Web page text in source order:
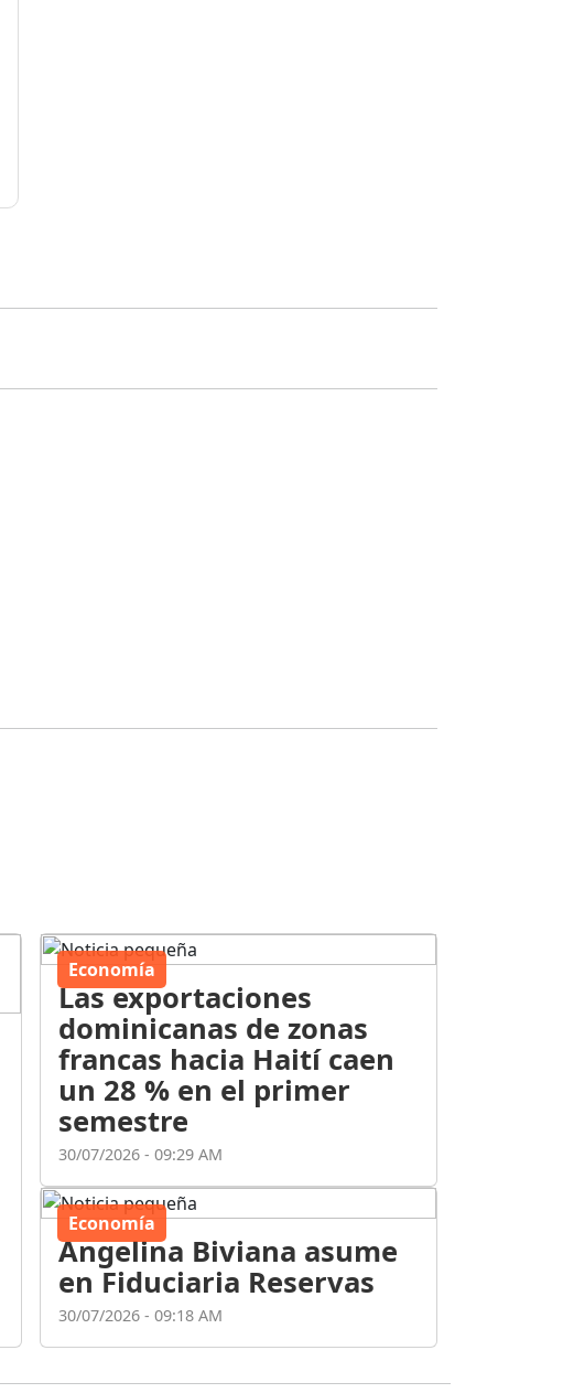
Economía
Las exportaciones
dominicanas de zonas
francas hacia Haití caen
un 28 % en el primer
semestre
30/07/2026 - 09:29 AM
Economía
Angelina Biviana asume
en Fiduciaria Reservas
30/07/2026 - 09:18 AM